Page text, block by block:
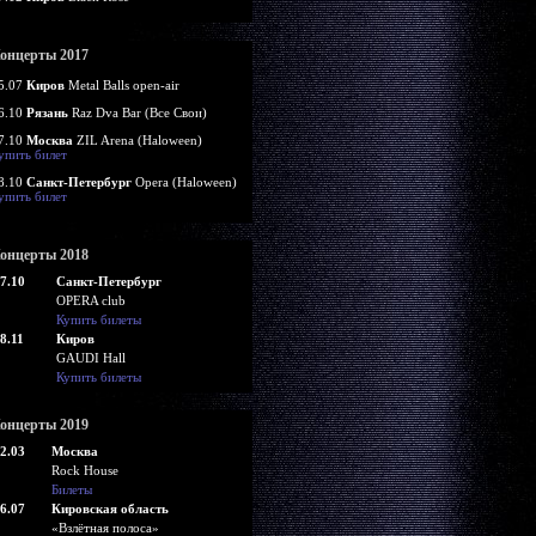
2017
Киров Metal Balls open-air
Рязань Raz Dva Bar (Все Свои)
Москва ZIL Arena (Haloween)
билет
Санкт-Петербург Opera (Haloween)
билет
2018
Санкт-Петербург
OPERA club
Купить билеты
Киров
GAUDI Hall
Купить билеты
2019
Москва
Rock House
Билеты
Кировская область
«Взлётная полоса»